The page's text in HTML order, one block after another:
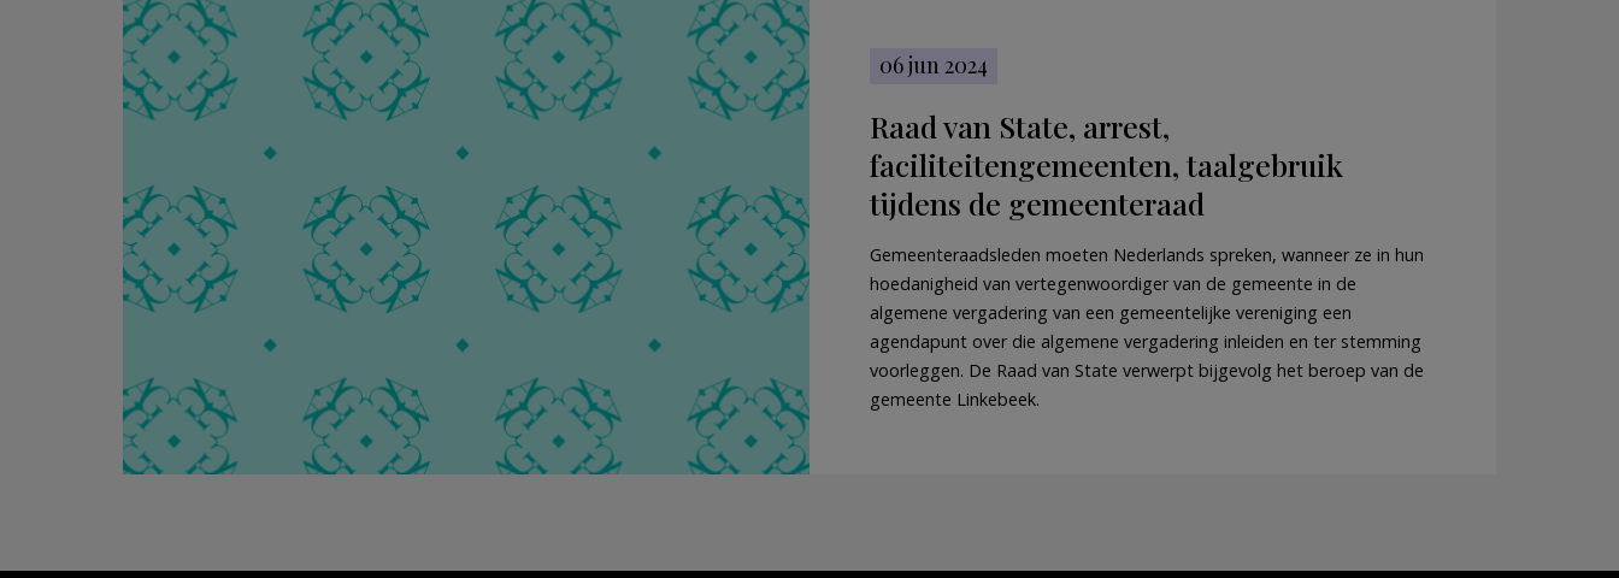
06 jun 2024
Raad van State, arrest,
faciliteitengemeenten, taalgebruik
tijdens de gemeenteraad
Gemeenteraadsleden moeten Nederlands spreken, wanneer ze in hun
hoedanigheid van vertegenwoordiger van de gemeente in de
algemene vergadering van een gemeentelijke vereniging een
agendapunt over die algemene vergadering inleiden en ter stemming
voorleggen. De Raad van State verwerpt bijgevolg het beroep van de
gemeente Linkebeek.